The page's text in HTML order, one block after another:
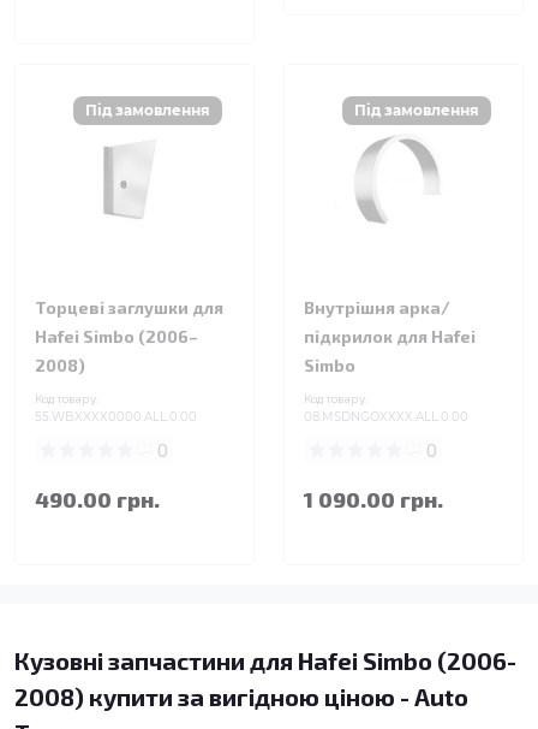
Торцеві заглушки для
Hafei Simbo (2006–
2008)
Код товару:
55.WBXXXX0000.ALL.0.00
0
490.00 грн.
Внутрішня арка/
підкрилок для Hafei
Simbo
Код товару:
08.MSDNGOXXXX.ALL.0.00
0
1 090.00 грн.
Кузовні запчастини для Hafei Simbo (2006-
2008) купити за вигідною ціною - Auto